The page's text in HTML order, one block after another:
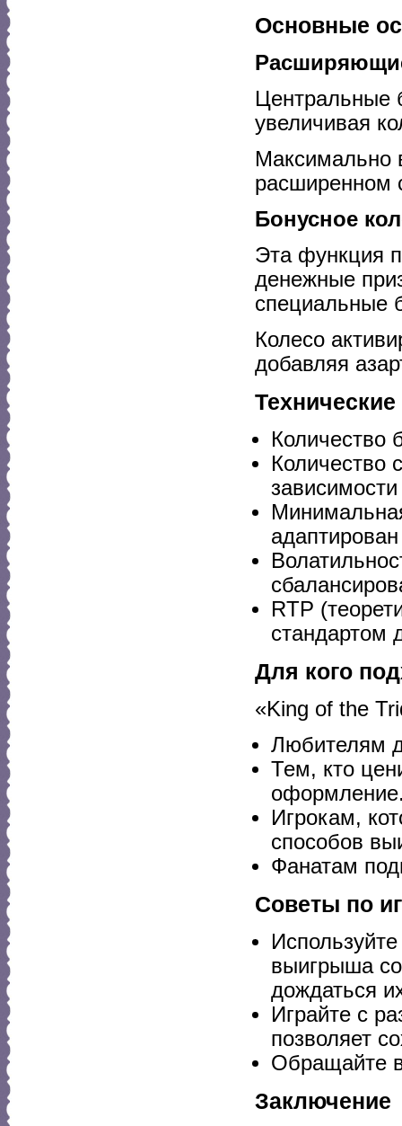
Основные
Центральные
увеличивая
Максимально
расширенном
Бонусное
Эта функция
денежные
специальные
Колесо
добавляя
Технические
Количество
Количество
RTP
стандартом
Для кого
«King of the
Любителям
Тем, кто
Игрокам,
способов
Фанатам
Советы по
выигрыша
дождаться
Играйте с
позволяет
Обращайте
Заключение